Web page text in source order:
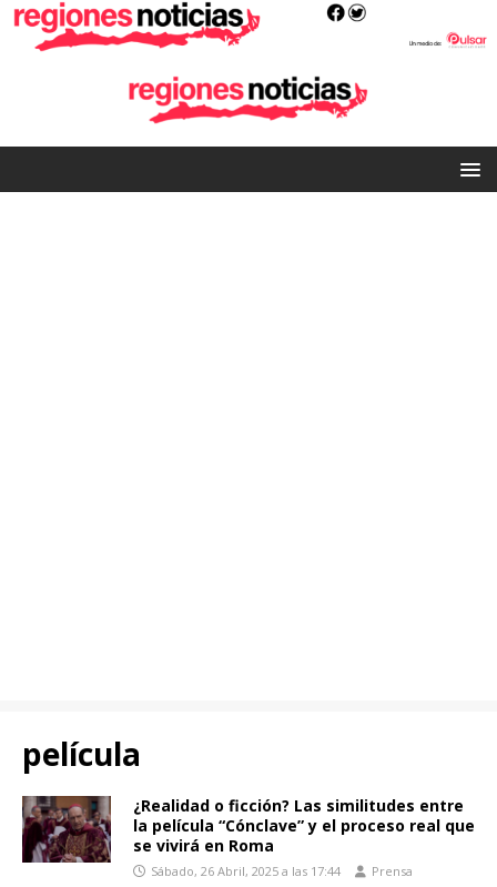
película
¿Realidad o ficción? Las similitudes entre
la película “Cónclave” y el proceso real que
se vivirá en Roma
Sábado, 26 Abril, 2025 a las 17:44 Prensa